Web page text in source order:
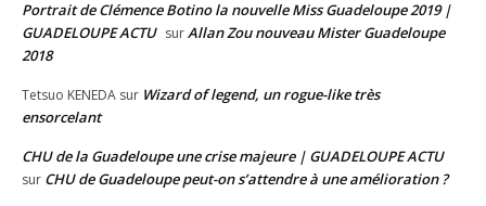
Portrait de Clémence Botino la nouvelle Miss Guadeloupe 2019 |
GUADELOUPE ACTU surAllan Zou nouveau Mister Guadeloupe
2018
Tetsuo KENEDA sur Wizard of legend, un rogue-like très
ensorcelant
CHU de la Guadeloupe une crise majeure | GUADELOUPE ACTU
sur CHU de Guadeloupe peut-on s’attendre à une amélioration ?